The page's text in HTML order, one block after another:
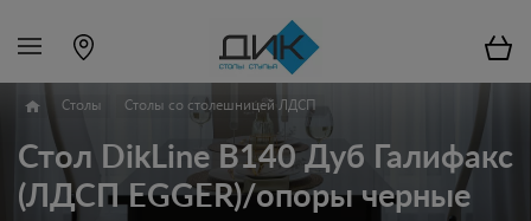
Столы Столы со столешницей ЛДСП
Стол DikLine B140 Дуб Галифакс
(ЛДСП EGGER)/опоры черные